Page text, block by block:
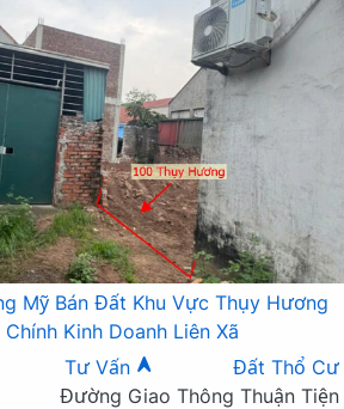
Mỹ Bán Đất Khu Vực Thụy Hương
Kinh Doanh Liên Xã
Tư Vấn
Đất Thổ Cư
Đường Giao Thông Thuận Tiện